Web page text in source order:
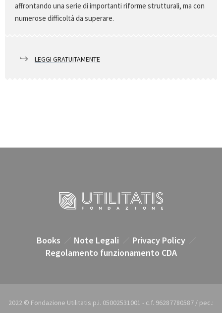
affrontando una serie di importanti riforme strutturali, ma con
numerose difficoltà da superare.
LEGGI GRATUITAMENTE
Books Note Legali
Privacy Policy
Regolamento funzionamento CDA
2022 © Fondazione Utilitatis p.i. 05002531001 - c.f. 96287780587 / pec.: